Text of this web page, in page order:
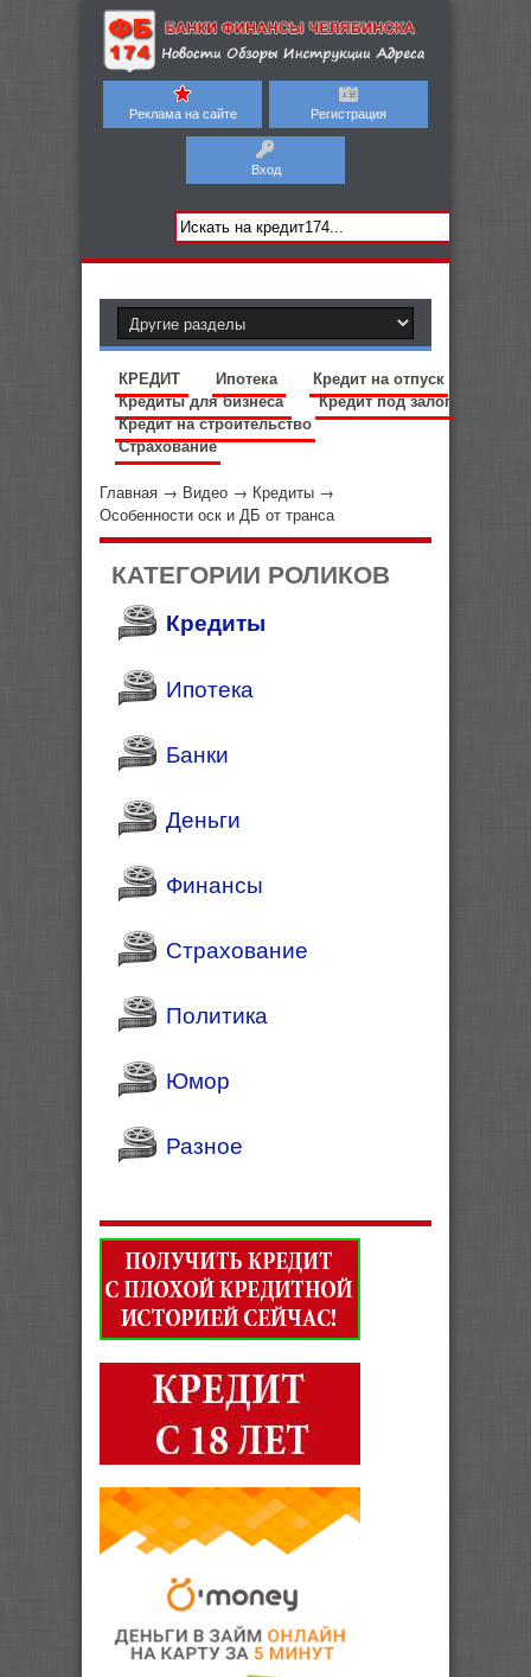
Реклама на сайте Регистрация
Вход
КРЕДИТ Ипотека
Кредит на отпуск
Кредиты для бизнеса
Кредит под залог
Кредит на строительство
Страхование
Главная → Видео → Кредиты →
Особенности оск и ДБ от транса
КАТЕГОРИИ РОЛИКОВ
Кредиты
Ипотека
Банки
Деньги
Финансы
Страхование
Политика
Юмор
Разное